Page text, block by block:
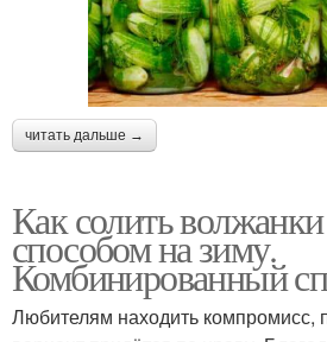
читать дальше →
Как солить
способом на зиму.
Комбинированный
Любителям находить компромисс,